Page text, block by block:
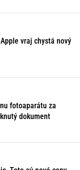
vraj chystá nový
fotoaparátu za
dokument